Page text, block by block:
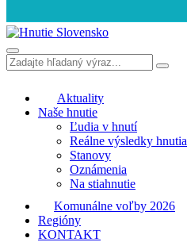
Aktuality
Naše hnutie
Ľudia v hnutí
Reálne výsledky hnutia
Stanovy
Oznámenia
Na stiahnutie
Komunálne voľby 2026
Regióny
KONTAKT